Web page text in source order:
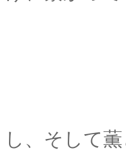
「繋
「剣心
剣心は
し、そして